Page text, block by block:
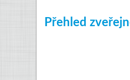
Přehled